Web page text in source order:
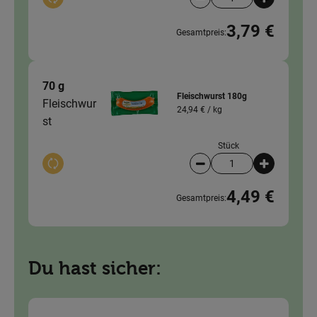
Auswahl ändern Artikelanzahl
Gesamtpreis:3,79 €
70 g
Fleischwur
st
Auswahl ändern
Fleischwurst 180g
24,94 € / kg
Stück
Artikelanzahl
Gesamtpreis:4,49 €
Du hast sicher: